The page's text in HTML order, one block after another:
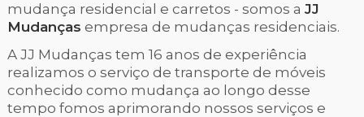
mudança residencial e carretos - somos a JJ
Mudanças empresa de mudanças residenciais.
A JJ Mudanças tem 16 anos de experiência
realizamos o serviço de transporte de móveis
conhecido como mudança ao longo desse
tempo fomos aprimorando nossos serviços e